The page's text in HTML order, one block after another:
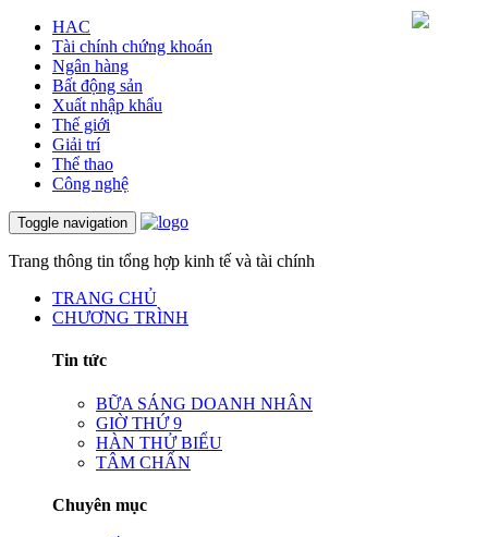
HAC
Tài chính chứng khoán
Ngân hàng
Bất động sản
Xuất nhập khẩu
Thế giới
Giải trí
Thể thao
Công nghệ
Toggle navigation
Trang thông tin tổng hợp kinh tế và tài chính
TRANG CHỦ
CHƯƠNG TRÌNH
Tin tức
BỮA SÁNG DOANH NHÂN
GIỜ THỨ 9
HÀN THỬ BIỂU
TÂM CHẤN
Chuyên mục